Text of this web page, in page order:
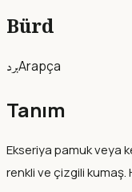
Bürd
بردArapça
Tanım
Ekseriya pamuk veya
renkli ve çizgili kumaş.